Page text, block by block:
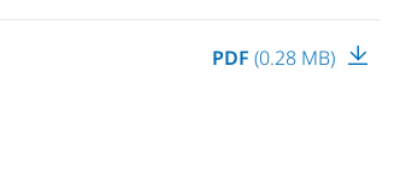
PDF (0.28 MB)